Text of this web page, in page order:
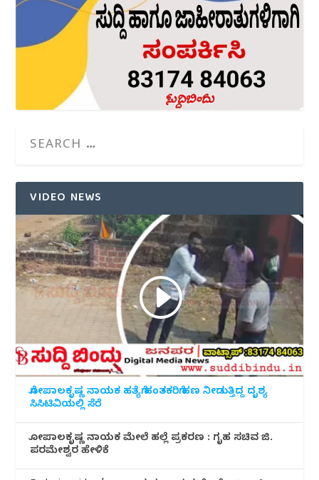
VIDEO NEWS
ಗೋಪಾಲಕೃಷ್ಣ ನಾಯಕ ಹತ್ಯೆಗೆ ಹಂತಕರಿಗೆ ಹಣ ನೀಡುತ್ತಿದ್ದ ದೃಶ್ಯ
ಸಿಸಿಟಿವಿಯಲ್ಲಿ ಸೆರೆ
ಗೋಪಾಲಕೃಷ್ಣ ನಾಯಕ ಮೇಲೆ ಹಲ್ಲೆ ಪ್ರಕರಣ : ಗೃಹ ಸಚಿವ ಜಿ.
ಪರಮೇಶ್ವರ ಹೇಳಿಕೆ